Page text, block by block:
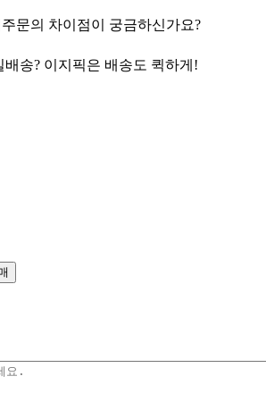
문의 차이점이 궁금하신가요?
송? 이지픽은 배송도 퀵하게!